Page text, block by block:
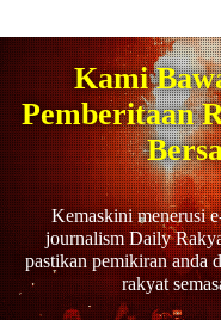
Kami
Pemberitaan
Kemaskini menerusi
journalism Daily
pastikan pemikiran anda
rakyat